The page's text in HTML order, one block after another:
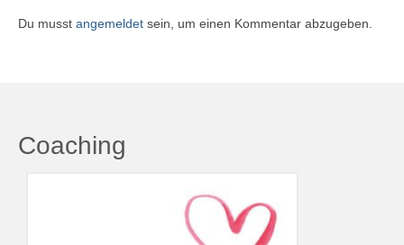
Du musst angemeldet sein, um einen Kommentar abzugeben.
Coaching